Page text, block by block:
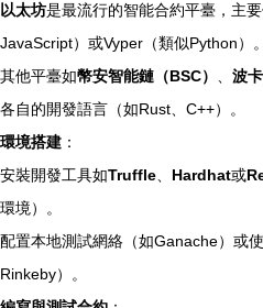
以太坊是最流行的智能合約平臺，主
JavaScript）或Vyper（類似Python）。
其他平臺如幣安智能鏈（BSC） 、 波
各自的開發語言（如Rust、C++）。
環境搭建 ：
安裝開發工具如Truffle、 Hardhat或
環境）。
配置本地測試網絡（如Ganache）或
Rinkeby）。